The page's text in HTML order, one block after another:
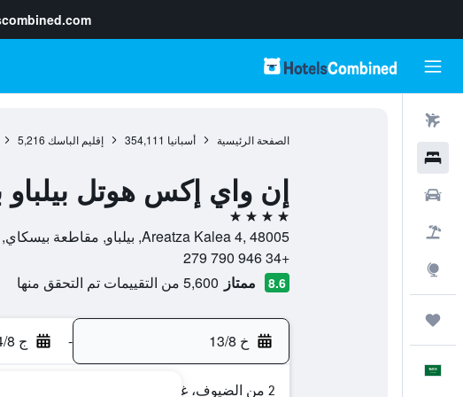
الصفحة الرئيسية أسبانيا 354,111 إقليم الباسك 5,216
إن واي إكس هوتل بيلباو
4 نجوم
Areatza Kalea 4, 48005, بيلباو, مقاطعة بيسكاي, أسبانيا
+34 946 790 279
8.6 ممتاز 5,600 من التقييمات تم التحقق منها
خ 13/8 - ج 14/8
2 من الضيوف، غرفة واحدة